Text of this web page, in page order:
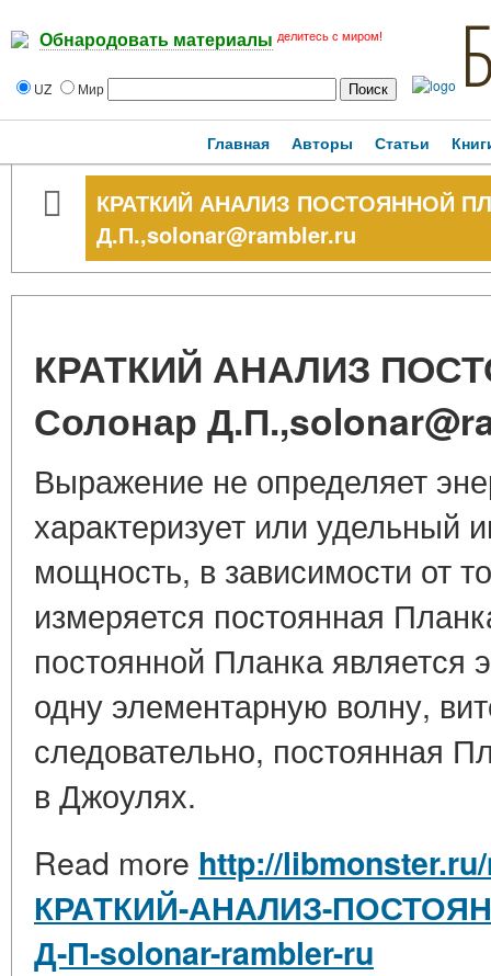
Обнародовать материалы делитесь с миром!
UZ Мир
Главная Авторы Статьи
КРАТКИЙ АНАЛИЗ ПОСТОЯННОЙ
Д.П.,solonar@rambler.ru
КРАТКИЙ АНАЛИЗ
Солонар
Выражение не определяет
характеризует или удельный
мощность, в зависимости от
измеряется постоянная
постоянной Планка является
одну элементарную волну,
следовательно, постоянная
в Джоулях.
Read more http://
КРАТКИЙ-АНАЛИЗ-
Д-П-solonar-rambler-ru